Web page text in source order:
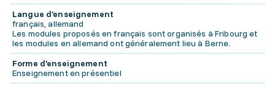
Langue d'enseignement
français, allemand
Les modules proposés en français sont organisés à Fribourg et
les modules en allemand ont généralement lieu à Berne.
Forme d'enseignement
Enseignement en présentiel